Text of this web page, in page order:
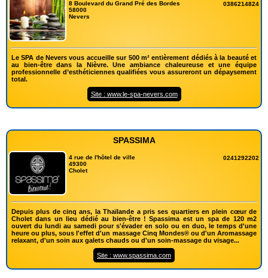
8 Boulevard du Grand Pré des Bordes
58000
Nevers
0386214824
Le SPA de Nevers vous accueille sur 500 m² entièrement dédiés à la beauté et
au bien-être dans la Nièvre. Une ambiance chaleureuse et une équipe
professionnelle d’esthéticiennes qualifiées vous assureront un dépaysement
total.
Site : www.le-spa-nevers.com
SPASSIMA
4 rue de l'hôtel de ville
49300
Cholet
0241292202
Depuis plus de cinq ans, la Thaïlande a pris ses quartiers en plein cœur de
Cholet dans un lieu dédié au bien-être ! Spassima est un spa de 120 m2
ouvert du lundi au samedi pour s'évader en solo ou en duo, le temps d'une
heure ou plus, sous l'effet d'un massage Cinq Mondes® ou d'un Aromassage
relaxant, d'un soin aux galets chauds ou d'un soin-massage du visage...
Site : www.spassima.com